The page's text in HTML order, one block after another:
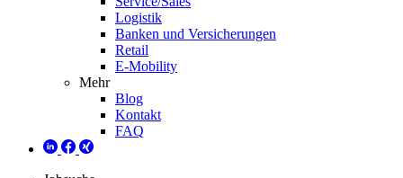
Logistik
Banken und Versicherungen
Retail
E-Mobility
Mehr
Blog
Kontakt
FAQ